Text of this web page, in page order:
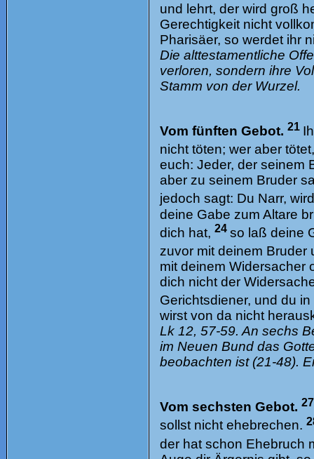
und lehrt, der wird groß
Gerechtigkeit nicht
Pharisäer, so werdet ihr
Die alttestamentliche
verloren, sondern ihre
Stamm von der Wurzel.
Vom fünften Gebot. 21
nicht töten; wer aber
euch: Jeder, der seinem
aber zu seinem Bruder
jedoch sagt: Du Narr,
deine Gabe zum Altare
dich hat, 24 so laß deine
zuvor mit deinem
mit deinem Widersacher
dich nicht der
Gerichtsdiener, und du
wirst von da nicht
Lk 12, 57-59. An sechs
im Neuen Bund das
beobachten ist (21-48).
Vom sechsten Gebot.
sollst nicht ehebrechen.
der hat schon Ehebruch